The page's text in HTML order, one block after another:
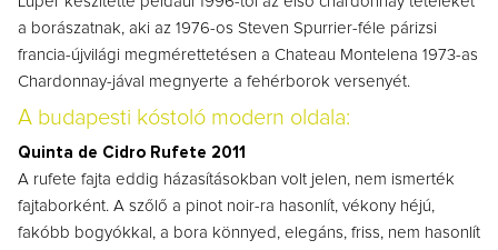
a borászatnak, aki az 1976-os Steven Spurrier-féle párizsi
francia-újvilági megmérettetésen a Chateau Montelena 1973-as
Chardonnay-jával megnyerte a fehérborok versenyét.
A budapesti kóstoló modern oldala:
Quinta de Cidro Rufete 2011
A rufete fajta eddig házasításokban volt jelen, nem ismerték
fajtaborként. A szőlő a pinot noir-ra hasonlít, vékony héjú,
fakóbb bogyókkal, a bora könnyed, elegáns, friss, nem hasonlít